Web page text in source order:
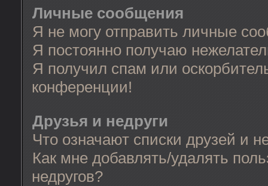
Личные сообщения
Я не могу отправить личные
Я постоянно получаю
Я получил спам или
конференции!
Друзья и недруги
Что означают списки друзей и
Как мне добавлять/удалять
недругов?